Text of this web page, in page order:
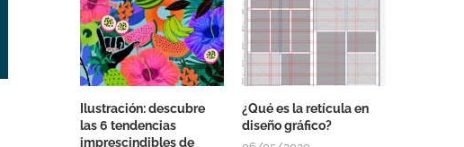
Ilustración: descubre
las 6 tendencias
imprescindibles de
¿Qué es la retícula en
diseño gráfico?